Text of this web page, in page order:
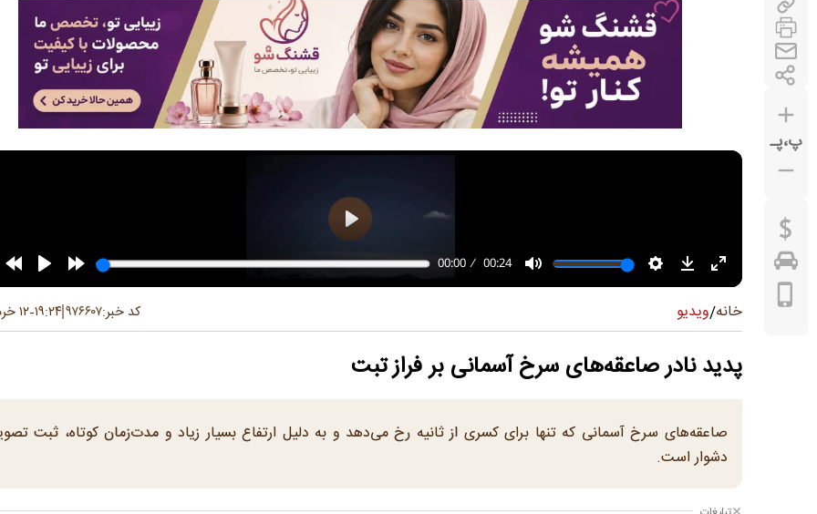
پ،پـ
خانه/ویدیو کد خبر:۹۷۶۶۰۷ ۱۹:۲۴-۱۲ خرداد ۱۴۰۵
پدید نادر صاعقه‌های سرخ آسمانی بر فراز تبت
صاعقه‌های سرخ آسمانی که تنها برای کسری از ثانیه رخ می‌دهد و به دلیل ارتفاع بسیار زیاد و مدت‌زمان کوتاه، ثبت
دشوار است.